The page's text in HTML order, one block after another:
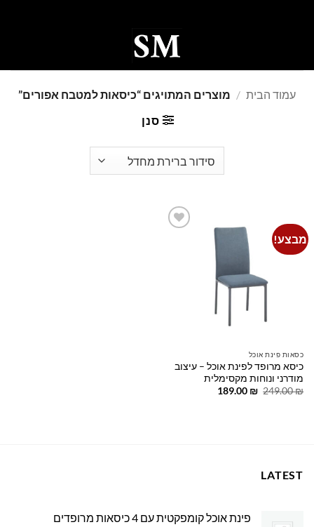
עמוד הבית / מוצרים המתויגים “כיסאות למטבח אפורים”
סנן
מבצע!
כסאות פינת אוכל
כיסא מרופד לפינת אוכל – עיצוב
מודרני ונוחות מקסימלית
249.00₪
המחיר
189.00 ₪
המחיר
LATEST
פינת אוכל קומפקטית עם 4 כיסאות מרופדים